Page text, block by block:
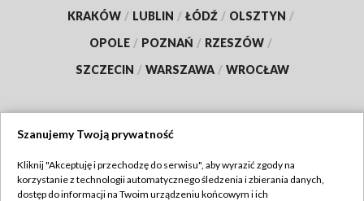
KRAKÓW / LUBLIN / ŁÓDŹ / OLSZTYN /
OPOLE / POZNAŃ / RZESZÓW /
SZCZECIN / WARSZAWA / WROCŁAW
TVP
Szanujemy Twoją prywatność
Kliknij "Akceptuję i przechodzę do serwisu", aby wyrazić zgody na
korzystanie z technologii automatycznego śledzenia i zbierania danych,
dostęp do informacji na Twoim urządzeniu końcowym i ich